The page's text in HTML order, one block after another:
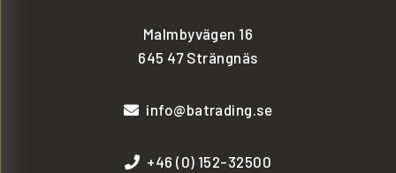
Malmbyvägen 16
645 47 Strängnäs
info@batrading.se
+46 (0) 152-32500